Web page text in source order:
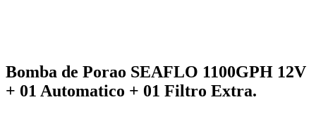
Bomba de Porao SEAFLO 1100GPH 12V
+ 01 Automatico + 01 Filtro Extra.